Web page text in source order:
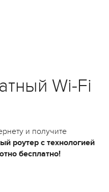
Wi-Fi
и получите
роутер с технологией
бесплатно!